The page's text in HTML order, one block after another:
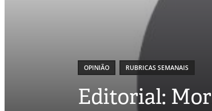
OPINIÃO RUBRICAS SEMANAIS
Editorial: